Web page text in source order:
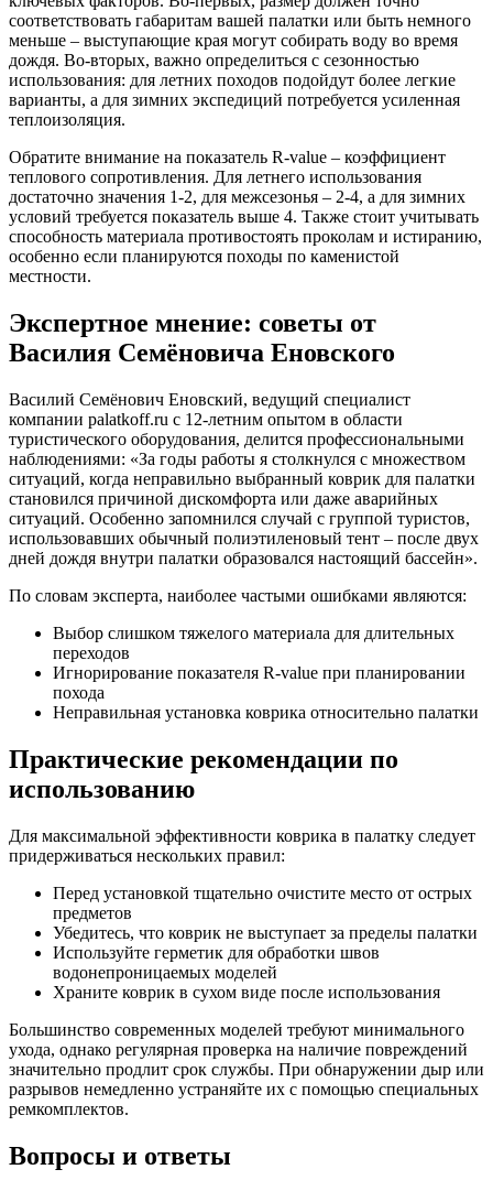
соответствовать габаритам вашей палатки или быть немного
меньше – выступающие края могут собирать воду во время
дождя. Во-вторых, важно определиться с сезонностью
использования: для летних походов подойдут более легкие
варианты, а для зимних экспедиций потребуется усиленная
теплоизоляция.
Обратите внимание на показатель R-value – коэффициент
теплового сопротивления. Для летнего использования
достаточно значения 1-2, для межсезонья – 2-4, а для зимних
условий требуется показатель выше 4. Также стоит учитывать
способность материала противостоять проколам и истиранию,
особенно если планируются походы по каменистой
местности.
Экспертное мнение: советы от
Василия Семёновича Еновского
Василий Семёнович Еновский, ведущий специалист
компании palatkoff.ru с 12-летним опытом в области
туристического оборудования, делится профессиональными
наблюдениями: «За годы работы я столкнулся с множеством
ситуаций, когда неправильно выбранный коврик для палатки
становился причиной дискомфорта или даже аварийных
ситуаций. Особенно запомнился случай с группой туристов,
использовавших обычный полиэтиленовый тент – после двух
дней дождя внутри палатки образовался настоящий бассейн».
По словам эксперта, наиболее частыми ошибками являются:
Выбор слишком тяжелого материала для длительных
переходов
Игнорирование показателя R-value при планировании
похода
Неправильная установка коврика относительно палатки
Практические рекомендации по
использованию
Для максимальной эффективности коврика в палатку следует
придерживаться нескольких правил:
Перед установкой тщательно очистите место от острых
предметов
Убедитесь, что коврик не выступает за пределы палатки
Используйте герметик для обработки швов
водонепроницаемых моделей
Храните коврик в сухом виде после использования
Большинство современных моделей требуют минимального
ухода, однако регулярная проверка на наличие повреждений
значительно продлит срок службы. При обнаружении дыр или
разрывов немедленно устраняйте их с помощью специальных
ремкомплектов.
Вопросы и ответы